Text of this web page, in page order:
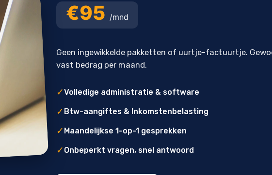
€95 /mnd
Geen ingewikkelde pakketten of uurtje-factuurtje.
vast bedrag per maand.
✓Volledige administratie & software
✓ Btw-aangiftes & Inkomstenbelasting
✓ Maandelijkse 1-op-1 gesprekken
✓ Onbeperkt vragen, snel antwoord